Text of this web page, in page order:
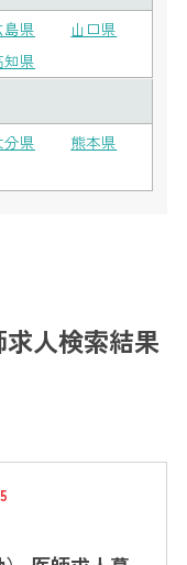
島県
山口県
知県
分県
熊本県
求人検索結果